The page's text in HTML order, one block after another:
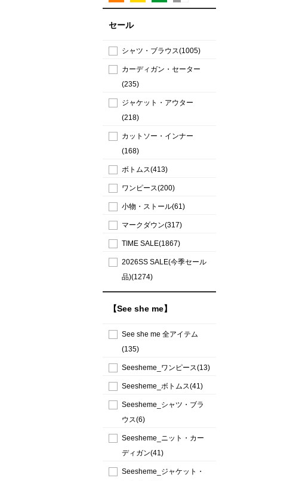
セール
シャツ・ブラウス(1005)
カーディガン・セーター
(235)
ジャケット・アウター
(218)
カットソー・インナー
(168)
ボトムス(413)
ワンピース(200)
小物・ストール(61)
マークダウン(317)
TIME SALE(1867)
2026SS SALE(今季セール
品)(1274)
【See she me】
See she me 全アイテム
(135)
Seesheme_ワンピース(13)
Seesheme_ボトムス(41)
Seesheme_シャツ・ブラ
ウス(6)
Seesheme_ニット・カー
ディガン(41)
Seesheme_ジャケット・